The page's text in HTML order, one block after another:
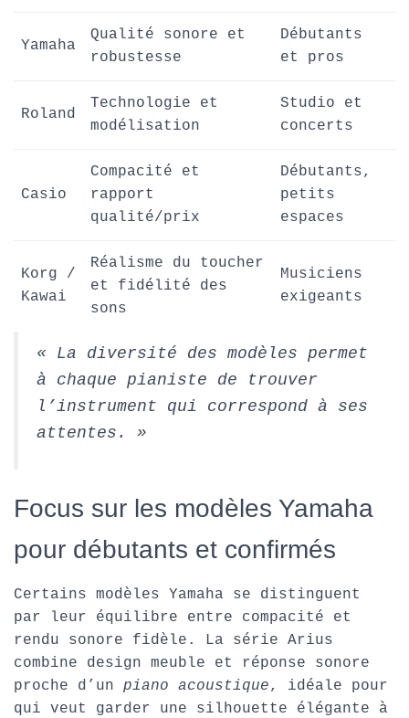
Yamaha
Qualité sonore et
robustesse
Débutants
et pros
Roland
Technologie et
modélisation
Studio et
concerts
Casio
Compacité et
rapport
qualité/prix
Débutants,
petits
espaces
Korg /
Kawai
Réalisme du toucher
et fidélité des
sons
Musiciens
exigeants
« La diversité des modèles permet
à chaque pianiste de trouver
l’instrument qui correspond à ses
attentes. »
Focus sur les modèles Yamaha
pour débutants et confirmés
Certains modèles Yamaha se distinguent
par leur équilibre entre compacité et
rendu sonore fidèle. La série Arius
combine design meuble et réponse sonore
proche d’un piano acoustique, idéale pour
qui veut garder une silhouette élégante à